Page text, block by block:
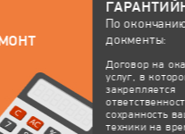
окончанию работ у вас будут
в котором
за
вашего
на время
Гарантийный
котором
устранённые
которые
действовать